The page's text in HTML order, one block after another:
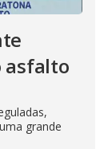
asfalto
grande